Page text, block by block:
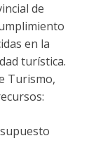
de
en la
turística.
Turismo,